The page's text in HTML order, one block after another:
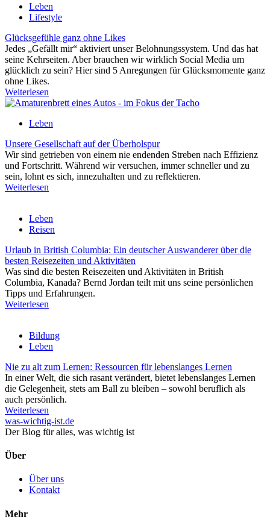
Leben
Lifestyle
Glücksgefühle ganz ohne Likes
Jedes „Gefällt mir“ aktiviert unser Belohnungssystem. Und das hat
seine Kehrseiten. Aber brauchen wir wirklich Social Media um
glücklich zu sein? Hier sind 5 Anregungen für Glücksmomente ganz
ohne Likes.
Weiterlesen
Leben
Unsere Gesellschaft auf der Überholspur
Wir sind getrieben von einem nie endenden Streben nach Effizienz
und Fortschritt. Während wir versuchen, immer schneller und zu
sein, lohnt es sich, innezuhalten und zu reflektieren.
Weiterlesen
Leben
Reisen
Urlaub in British Columbia: Ein deutscher Auswanderer über die
besten Reisezeiten und Aktivitäten
Was sind die besten Reisezeiten und Aktivitäten in British
Columbia, Kanada? Bernd Jordan teilt mit uns seine persönlichen
Tipps und Erfahrungen.
Weiterlesen
Bildung
Leben
Nie zu alt zum Lernen: Ressourcen für lebenslanges Lernen
In einer Welt, die sich rasant verändert, bietet lebenslanges Lernen
die Gelegenheit, stets am Ball zu bleiben – sowohl beruflich als
auch persönlich.
Weiterlesen
was-wichtig-ist.de
Der Blog für alles, was wichtig ist
Über
Über uns
Kontakt
Mehr